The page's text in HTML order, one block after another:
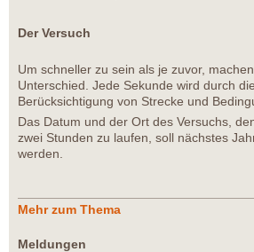
Der Versuch
Um schneller zu sein als je zuvor,
Unterschied. Jede Sekunde wird durch
Berücksichtigung von Strecke und
Das Datum und der Ort des Versuchs,
zwei Stunden zu laufen, soll nächstes
werden.
Mehr zum Thema
Meldungen